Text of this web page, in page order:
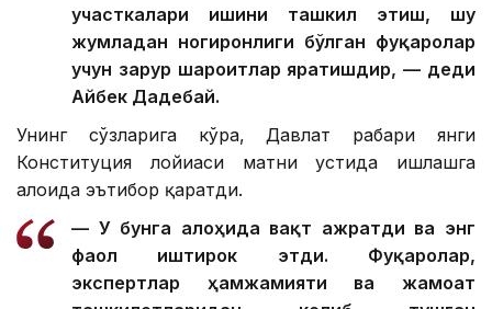
участкалари ишини ташкил этиш, шу
жумладан ногиронлиги бўлган фуқаролар
учун зарур шароитлар яратишдир, — деди
Айбек Дадебай.
Унинг сўзларига кўра, Давлат раҳбари янги
Конституция лойиҳаси матни устида ишлашга
алоҳида эътибор қаратди.
— У бунга алоҳида вақт ажратди ва энг
фаол иштирок этди. Фуқаролар,
экспертлар ҳамжамияти ва жамоат